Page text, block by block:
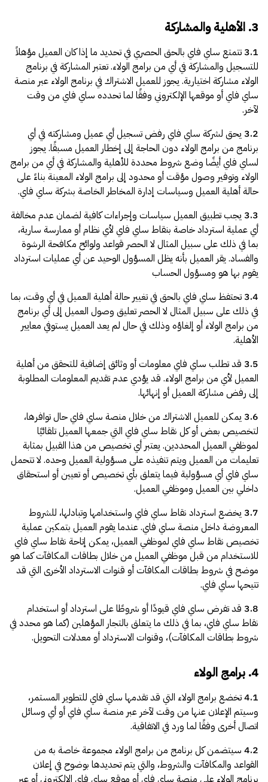
3. الأهلية والمشاركة
3.1تتمتع ساي فاي بالحق الحصري في تحديد ما إذا كان العميل مؤهلاً
للتسجيل والمشاركة في أي من برامج الولاء. تعتبر المشاركة في برنامج
الولاء مشاركة اختيارية. يجوز للعميل الاشتراك في برنامج الولاء عبر منصة
ساي فاي أو موقعها الإلكتروني وفقًا لما تحدده ساي فاي من وقت
لآخر.
3.2 يحق لشركة ساي فاي رفض تسجيل أي عميل ومشاركته في أي
برنامج من برامج الولاء دون الحاجة إلى إخطار العميل مسبقًا. يجوز
لساي فاي أيضًا وضع شروط محددة للأهلية والمشاركة في أي من برامج
الولاء وتوفير وصول مؤقت أو محدود إلى برامج الولاء المعينة بناءً على
حالة أهلية العميل وسياسات إدارة المخاطر الخاصة بشركة ساي فاي.
3.3 يجب تطبيق العميل سياسات وإجراءات كافية لضمان عدم مخالفة
أي عملية استرداد خاصة بنقاط ساي فاي لأي نظام أو ممارسة سارية،
بما في ذلك على سبيل المثال لا الحصر قواعد ولوائح مكافحة الرشوة
والفساد. يقر العميل بأنه يظل المسؤول الوحيد عن أي عمليات استرداد
يقوم بها هو ومسؤول الحساب
3.4تحتفظ ساي فاي بالحق في تغيير حالة أهلية العميل في أي وقت، بما
في ذلك على سبيل المثال لا الحصر تعليق وصول العميل إلى أي برنامج
من برامج الولاء أو إلغاؤه وذلك في حال لم يعد العميل يستوفي معايير
الأهلية.
3.5 قد تطلب ساي فاي معلومات أو وثائق إضافية للتحقق من أهلية
العميل لأي من برامج الولاء. قد يؤدي عدم تقديم المعلومات المطلوبة
إلى رفض مشاركة العميل أو إنهائها.
3.6 يمكن للعميل الاشتراك من خلال منصة ساي فاي حال توافرها،
لتخصيص بعض أو كل نقاط ساي فاي التي جمعها العميل تلقائيًا
لموظفي العميل المحددين. يعتبر أي تخصيص من هذا القبيل بمثابة
تعليمات من العميل ويتم تنفيذه على مسؤولية العميل وحده. لا تتحمل
ساي فاي أي مسؤولية فيما يتعلق بأي تخصيص أو تعيين أو استحقاق
داخلي بين العميل وموظفي العميل.
3.7 يخضع استرداد نقاط ساي فاي واستخدامها وتبادلها، للشروط
المعروضة داخل منصة ساي فاي. عندما يقوم العميل بتمكين عملية
تخصيص نقاط ساي فاي لموظفي العميل، يمكن إتاحة نقاط ساي فاي
للاستخدام من قبل موظفي العميل من خلال بطاقات المكافآت كما هو
موضح في شروط بطاقات المكافآت أو قنوات الاسترداد الأخرى التي قد
تتيحها ساي فاي.
3.8 قد تفرض ساي فاي قيودًا أو شروطًا على استرداد أو استخدام
نقاط ساي فاي، بما في ذلك ما يتعلق بالتجار المؤهلين (كما هو محدد في
شروط بطاقات المكافآت)، وقنوات الاسترداد أو معدلات التحويل.
4. برامج الولاء
4.1تخضع برامج الولاء التي قد تقدمها ساي فاي للتطوير المستمر،
وسيتم الإعلان عنها من وقت لآخر عبر منصة ساي فاي أو أي وسائل
اتصال أخرى وفقًا لما ورد في الاتفاقية.
4.2 سيتضمن كل برنامج من برامج الولاء مجموعة خاصة به من
القواعد والمكافآت والشروط، والتي يتم تحديدها بوضوح في إعلان
برنامج الولاء على منصة ساي فاي أو موقع ساي فاي الإلكتروني أو عبر